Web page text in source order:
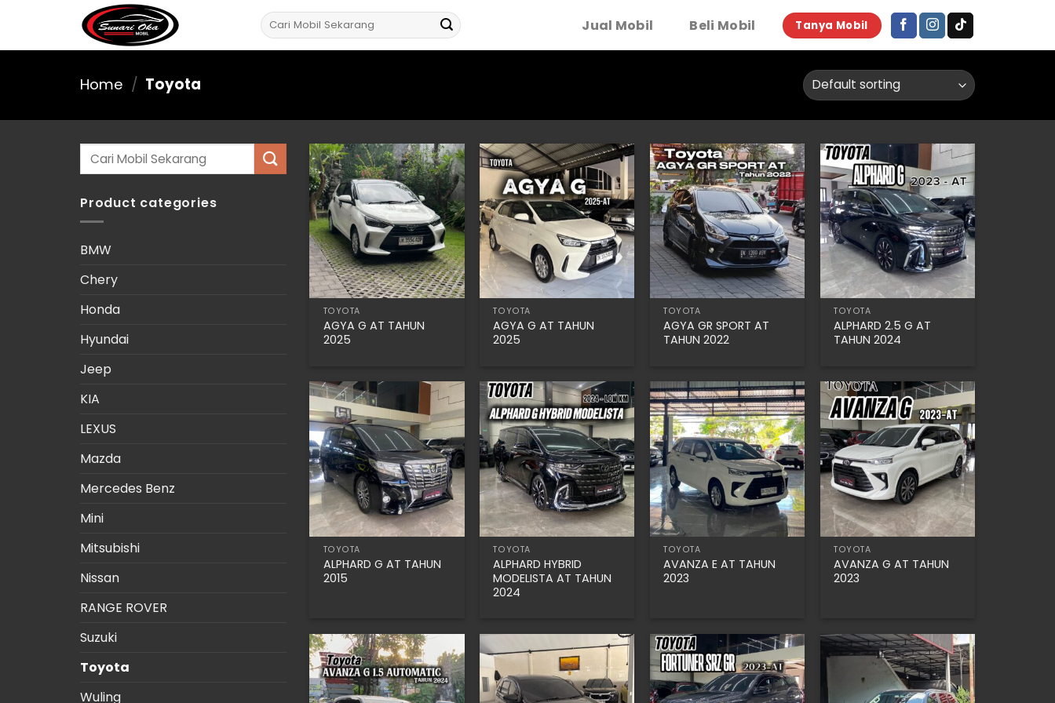
content
Search
for:
Jual Mobil Beli Mobil Tanya Mobil
Home / Toyota
Search
Product categories
BMW
Chery
Honda
Hyundai
Jeep
KIA
LEXUS
Mazda
Mercedes Benz
Mini
Mitsubishi
Nissan
RANGE ROVER
Suzuki
Toyota
Wuling
TOYOTA
AGYA G AT TAHUN
2025
TOYOTA
AGYA G AT TAHUN
2025
TOYOTA
AGYA GR SPORT AT
TAHUN 2022
TOYOTA
ALPHARD 2.5 G AT
TAHUN 2024
TOYOTA
ALPHARD G AT TAHUN
2015
TOYOTA
ALPHARD HYBRID
MODELISTA AT TAHUN
2024
TOYOTA
AVANZA E AT TAHUN
2023
TOYOTA
AVANZA G AT TAHUN
2023